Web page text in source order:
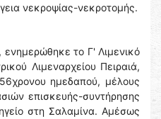
νεκροψίας-νεκροτομής.
το Γ' Λιμενικό
Λιμεναρχείου Πειραιά,
ημεδαπού, μέλους
επισκευής-συντήρησης
στη Σαλαμίνα. Αμέσως